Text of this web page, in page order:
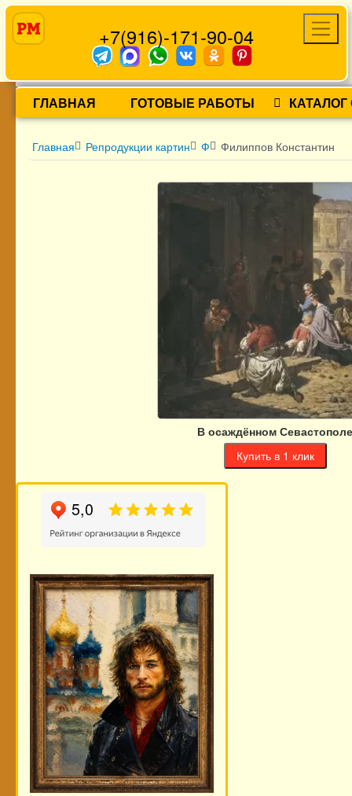
+7(916)-171-90-04
ГЛАВНАЯ ГОТОВЫЕ РАБОТЫ
Главная Репродукции картин Ф Филиппов Константин
В осаждённом Севастополе
Купить в 1 клик